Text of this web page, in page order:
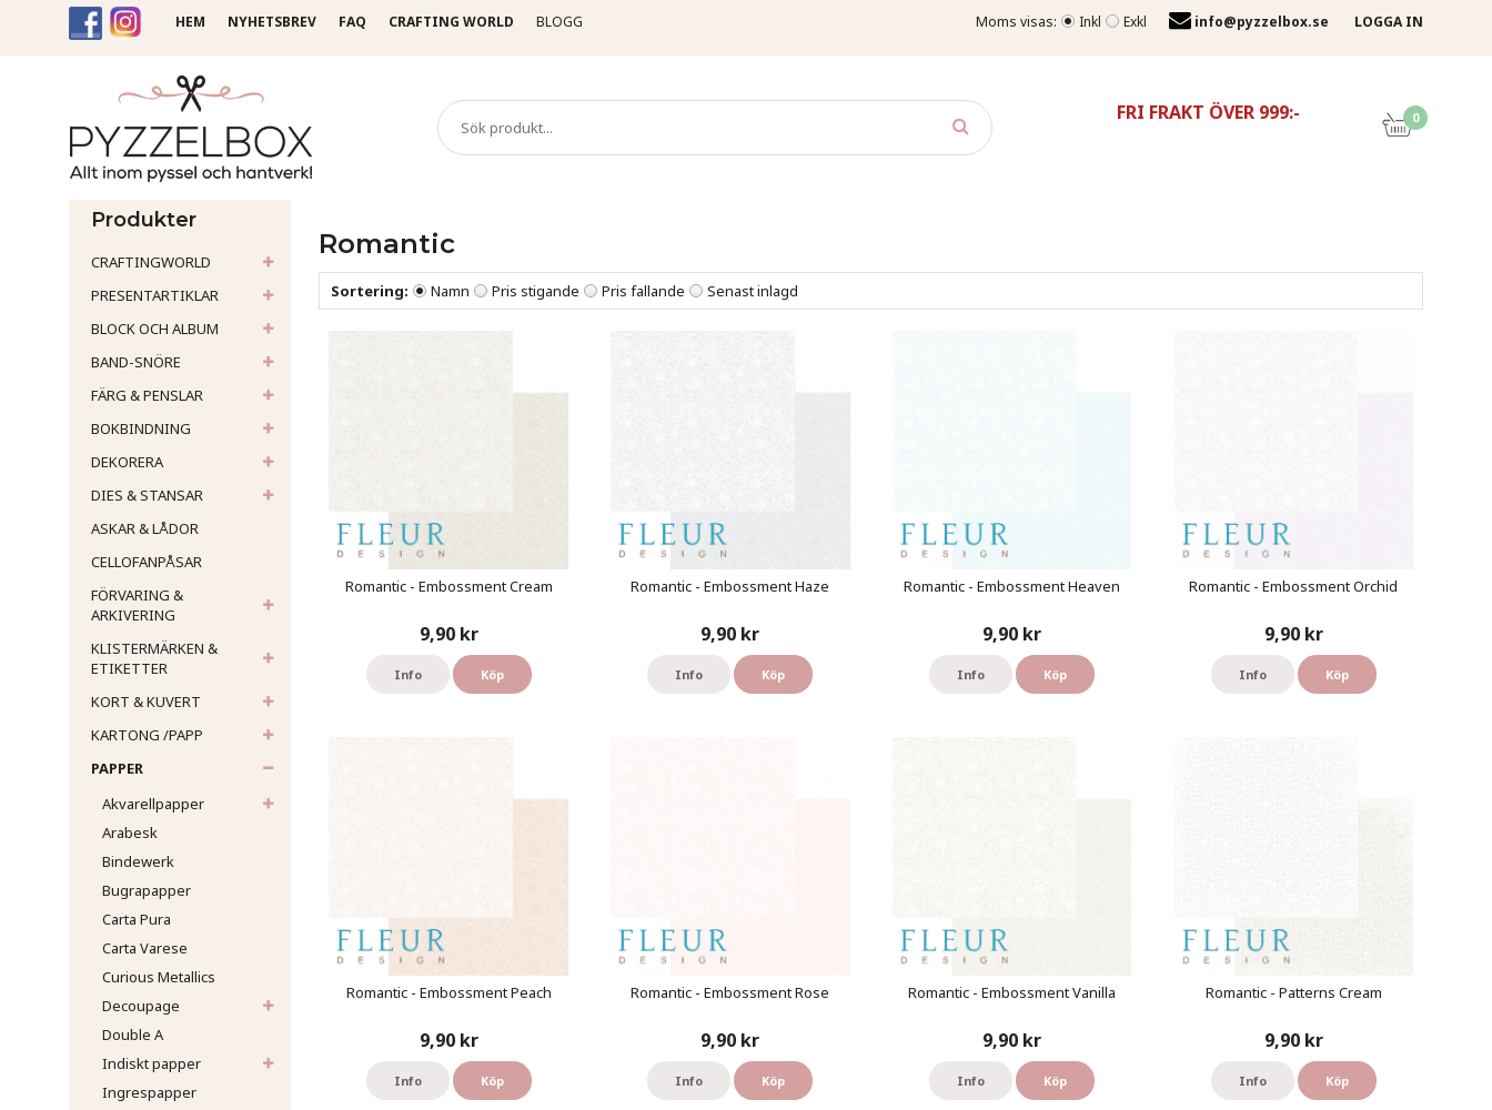
Moms visas: Inkl Exkl info@pyzzelbox.se LOGGA IN
HEM NYHETSBREV FAQ CRAFTING WORLD BLOGG
FRI FRAKT ÖVER 999:- 0
Produkter
CRAFTINGWORLD
PRESENTARTIKLAR
BLOCK OCH ALBUM
BAND-SNÖRE
FÄRG & PENSLAR
BOKBINDNING
DEKORERA
DIES & STANSAR
ASKAR & LÅDOR
CELLOFANPÅSAR
FÖRVARING &
ARKIVERING
KLISTERMÄRKEN &
ETIKETTER
KORT & KUVERT
KARTONG /PAPP
PAPPER
Akvarellpapper
Arabesk
Bindewerk
Bugrapapper
Carta Pura
Carta Varese
Curious Metallics
Decoupage
Double A
Indiskt papper
Ingrespapper
Romantic
Sortering: Namn Pris stigande Pris fallande Senast inlagd
Romantic - Embossment Cream
9,90 kr
Info Köp
Romantic - Embossment Haze
9,90 kr
Info Köp
Romantic - Embossment Heaven
9,90 kr
Info Köp
Romantic - Embossment Orchid
9,90 kr
Info Köp
Romantic - Embossment Peach
9,90 kr
Info Köp
Romantic - Embossment Rose
9,90 kr
Info Köp
Romantic - Embossment Vanilla
9,90 kr
Info Köp
Romantic - Patterns Cream
9,90 kr
Info Köp